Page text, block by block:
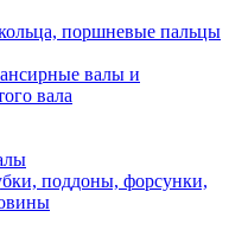
поршневые пальцы
валы и
вала
поддоны, форсунки,